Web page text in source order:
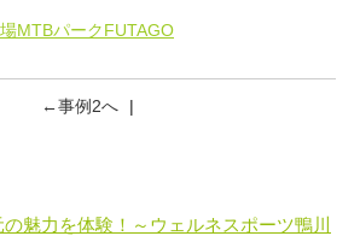
MTBパークFUTAGO
←事例2へ |
魅力を体験！～ウェルネスポーツ鴨川